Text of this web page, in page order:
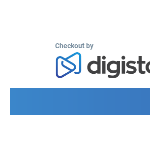
Checkout by